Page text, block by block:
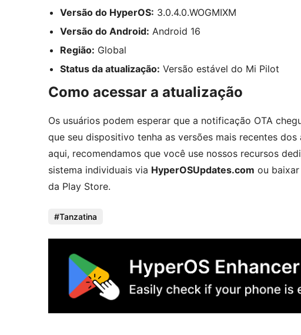
Versão do HyperOS: 3.0.4.0.WOGMIXM
Versão do Android: Android 16
Região: Global
Status da atualização: Versão estável do Mi Pilot
Como acessar a atualização
Os usuários podem esperar que a notificação OTA
que seu dispositivo tenha as versões mais recentes
aqui, recomendamos que você use nossos recursos
sistema individuais via HyperOSUpdates.com ou
da Play Store.
Tanzatina